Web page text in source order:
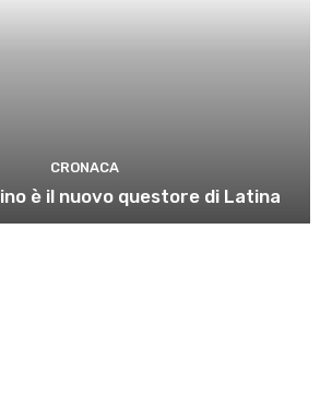
CRONACA
è il nuovo questore di Latina